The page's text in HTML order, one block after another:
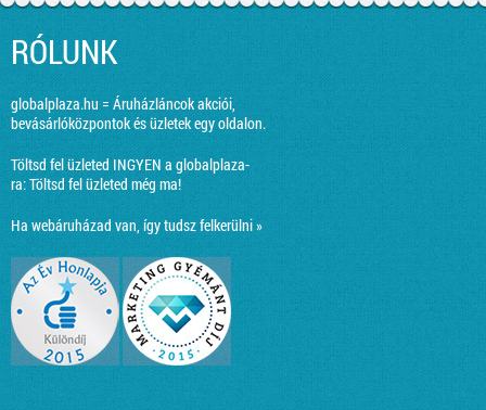
RÓLUNK
globalplaza.hu = Áruházláncok akciói,
bevásárlóközpontok és üzletek egy oldalon.
Töltsd fel üzleted INGYEN a globalplaza-
ra:Töltsd fel üzleted még ma!
Ha webáruházad van, így tudsz felkerülni »